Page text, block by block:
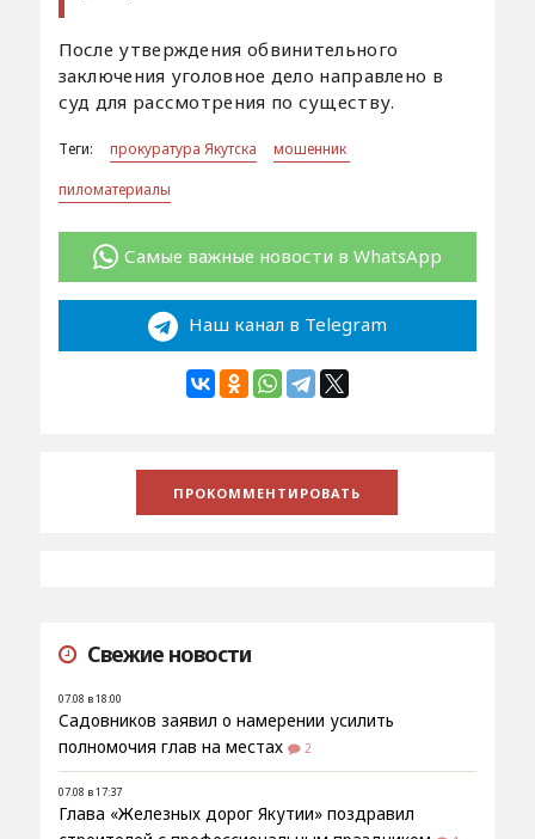
После утверждения обвинительного
заключения уголовное дело направлено в
суд для рассмотрения по существу.
Теги: прокуратура Якутска
мошенник
пиломатериалы
Самые важные новости в WhatsApp
Наш канал в Telegram
Свежие новости
07.08 в 18:00
Садовников заявил о намерении усилить
полномочия глав на местах
2
07.08 в 17:37
Глава «Железных дорог Якутии» поздравил